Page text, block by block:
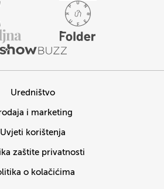
Uredništvo
i marketing
Uvjeti korištenja
zaštite privatnosti
o kolačićima